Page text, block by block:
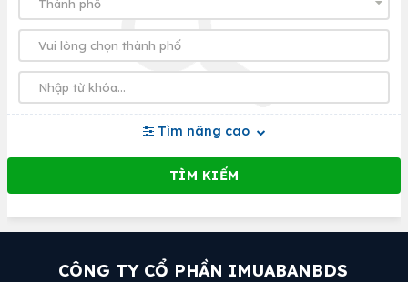
Tìm nâng cao
CÔNG TY CỔ PHẦN IMUABANBDS